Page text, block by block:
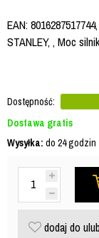
EAN:
STANLEY, , Moc
Dostępność:
Dostawa gratis
Wysyłka: do 24 godzin
dodaj do